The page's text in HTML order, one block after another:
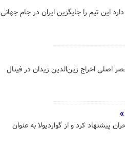
این تیم را جایگزین ایران در جام جهانی
اصلی اخراج زین‌الدین زیدان در فینال
پیشنهاد کرد و از گواردیولا به عنوان